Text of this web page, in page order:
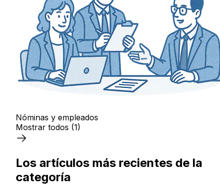
Nóminas y empleados
Mostrar todos (1)
Los artículos más recientes de la
categoría